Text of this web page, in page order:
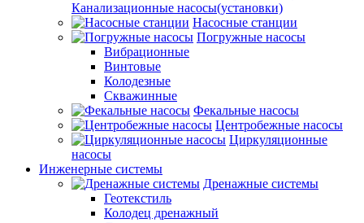
Канализационные насосы(установки)
Насосные станции
Погружные насосы
Вибрационные
Винтовые
Колодезные
Скважинные
Фекальные насосы
Центробежные насосы
Циркуляционные
насосы
Инженерные системы
Дренажные системы
Геотекстиль
Колодец дренажный